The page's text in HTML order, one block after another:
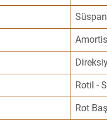
Rotil -
Rot